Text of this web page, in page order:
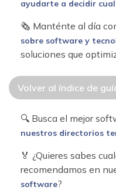
ayudarte a decidir
🗞 Manténte al día
sobre software y
soluciones que
Volver al índice de
🔍 Busca el mejor
nuestros directorios
🏅 ¿Quieres sabes
recomendamos en
software?